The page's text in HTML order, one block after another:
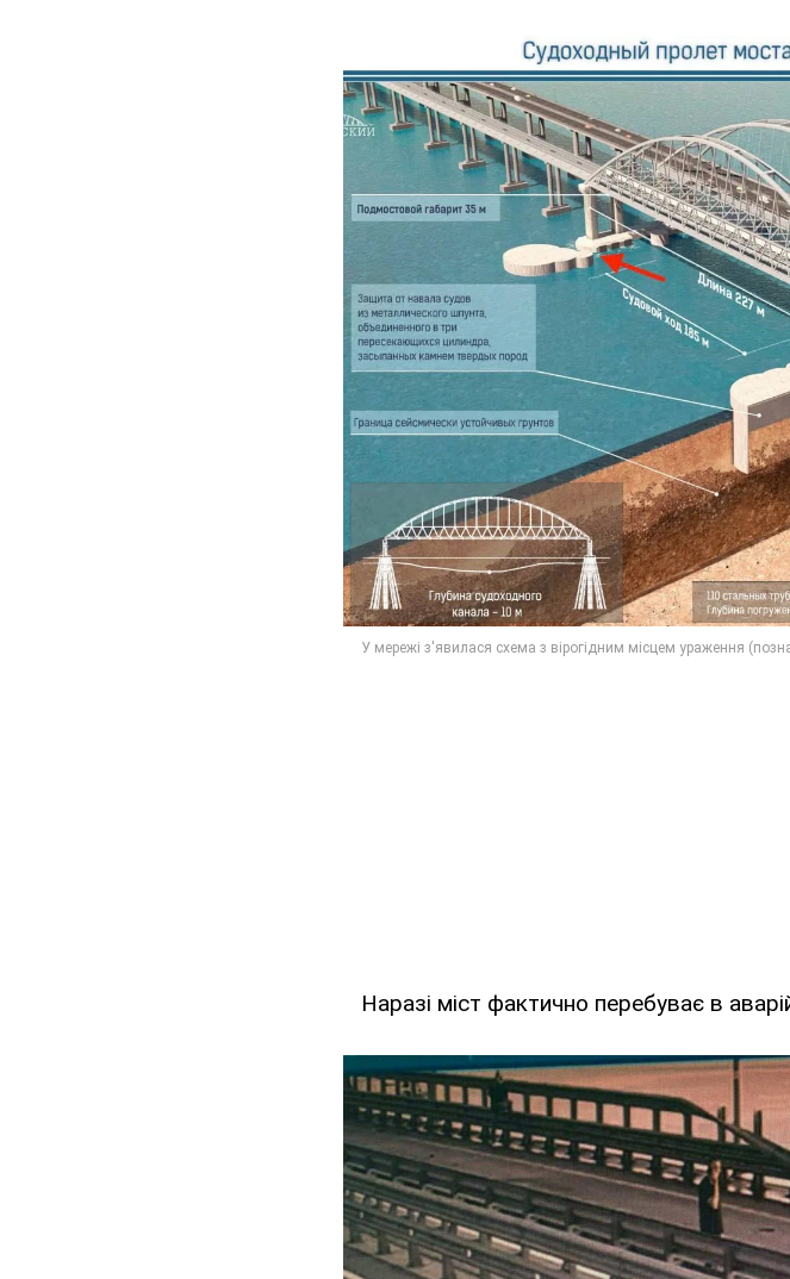
Наразі міст фактично перебуває в